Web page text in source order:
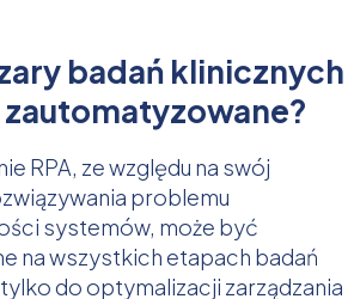
badań klinicznych
RPA, ze względu na swój
problemu
systemów, może być
na wszystkich etapach badań
do optymalizacji zarządzania